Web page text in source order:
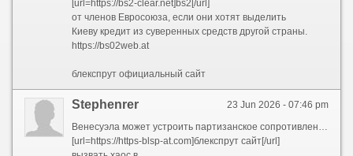
[url=https://bs2-clear.net]bs2[/url]
от членов Евросоюза, если они хотят выделить
Киеву кредит из суверенных средств другой страны.
https://bs02web.at
блекспрут официальный сайт
23 Jun 2026 - 07:46 pm
Stephenrer
[url=https://https-blsp-at.com]блекспрут сайт[/url]